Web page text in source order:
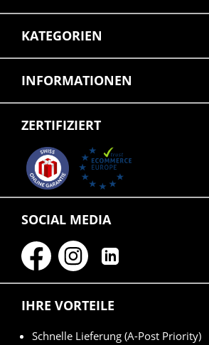
KATEGORIEN
INFORMATIONEN
ZERTIFIZIERT
SOCIAL MEDIA
IHRE VORTEILE
Schnelle Lieferung (A-Post Priority)